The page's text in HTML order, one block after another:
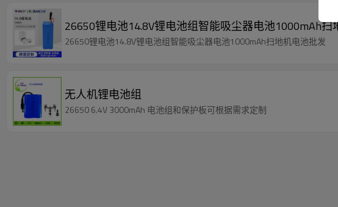
26650锂电池14.8V锂电池组智能吸尘器电池1000mAh扫
26650锂电池14.8V锂电池组智能吸尘器电池1000mAh扫地机电池批发
无人机锂电池组
26650 6.4V 3000mAh 电池组和保护板可根据需求定制